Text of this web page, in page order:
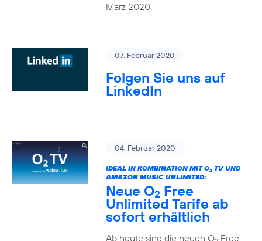
März 2020.
07. Februar 2020
Folgen Sie uns auf
LinkedIn
04. Februar 2020
IDEAL IN KOMBINATION MIT O2TV UND
AMAZON MUSIC UNLIMITED:
Neue O2 Free
Unlimited Tarife ab
sofort erhältlich
Ab heute sind die neuen O Free